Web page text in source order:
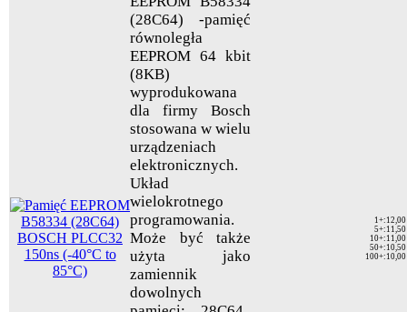
(28C64) -pamięć
równoległa
EEPROM 64 kbit
(8KB)
wyprodukowana
dla firmy Bosch
stosowana w wielu
urządzeniach
elektronicznych.
Układ
wielokrotnego
programowania.
Może być także
użyta jako
zamiennik
dowolnych
1+: 12,00
5+: 11,50
10+: 11,00
50+: 10,50
100+: 10,00